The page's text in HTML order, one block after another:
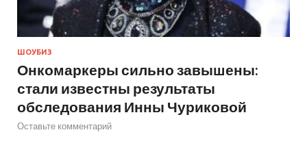
ШОУБИЗ
Онкомаркеры сильно завышены:
стали известны результаты
обследования Инны Чуриковой
Оставьте комментарий